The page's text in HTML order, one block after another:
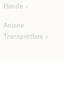
Hunde
Anione
Transportbox